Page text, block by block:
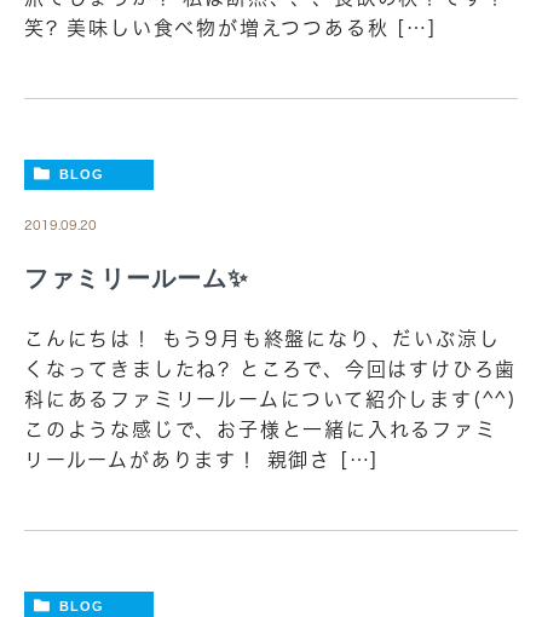
笑? 美味しい食べ物が増えつつある秋 […]
BLOG
2019.09.20
ファミリールーム✨
こんにちは！ もう9月も終盤になり、だいぶ涼し
くなってきましたね? ところで、今回はすけひろ歯
科にあるファミリールームについて紹介します(^^)
このような感じで、お子様と一緒に入れるファミ
リールームがあります！ 親御さ […]
BLOG